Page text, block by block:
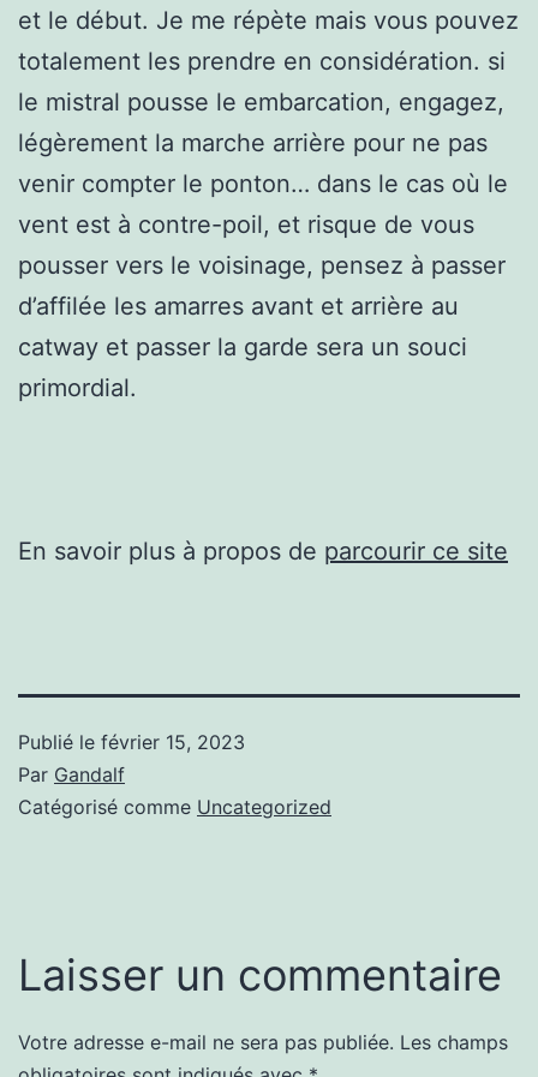
et le début. Je me répète mais vous pouvez
totalement les prendre en considération. si
le mistral pousse le embarcation, engagez,
légèrement la marche arrière pour ne pas
venir compter le ponton… dans le cas où le
vent est à contre-poil, et risque de vous
pousser vers le voisinage, pensez à passer
d’affilée les amarres avant et arrière au
catway et passer la garde sera un souci
primordial.
En savoir plus à propos de parcourir ce site
Publié le février 15, 2023
Par Gandalf
Catégorisé comme Uncategorized
Laisser un commentaire
Votre adresse e-mail ne sera pas publiée. Les champs